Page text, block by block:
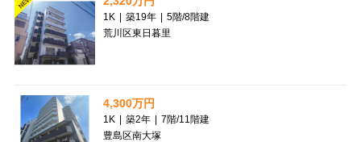
1K | 築19年 | 5階/8階建
荒川区東日暮里
4,300万円
1K | 築2年 | 7階/11階建
豊島区南大塚